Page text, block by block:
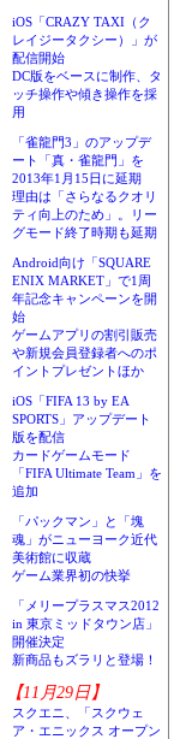
iOS「CRAZY TAXI（ク
レイジータクシー）」が
配信開始
DC版をベースに制作、タ
ッチ操作や傾き操作を採
用
「雀龍門3」のアップデ
ート「真・雀龍門」を
2013年1月15日に延期
理由は「さらなるクオリ
ティ向上のため」。リー
グモード終了時期も延期
Android向け「SQUARE
ENIX MARKET」で1周
年記念キャンペーンを開
始
ゲームアプリの割引販売
や新規会員登録者へのポ
イントプレゼントほか
iOS「FIFA 13 by EA
SPORTS」アップデート
版を配信
カードゲームモード
「FIFA Ultimate Team」を
追加
「パックマン」と「塊
魂」がニューヨーク近代
美術館に収蔵
ゲーム業界初の快挙
「メリープラスマス2012
in 東京ミッドタウン店」
開催決定
新商品もズラリと登場！
【11月29日】
スクエニ、「スクウェ
ア・エニックス オープン